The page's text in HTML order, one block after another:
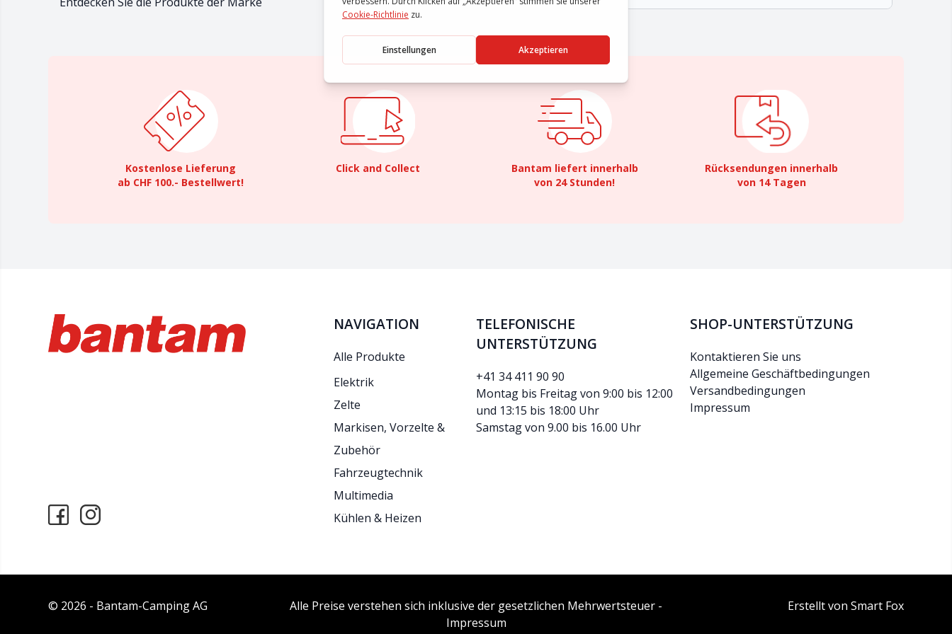
Kostenlose Lieferung
ab CHF 100.- Bestellwert!
Click and Collect
Bantam liefert innerhalb
von 24 Stunden!
Rücksendungen innerhalb
von 14 Tagen
NAVIGATION
Alle Produkte
Elektrik
Zelte
Markisen, Vorzelte &
Zubehör
Fahrzeugtechnik
Multimedia
Kühlen & Heizen
TELEFONISCHE
UNTERSTÜTZUNG
+41 34 411 90 90
Montag bis Freitag von 9:00 bis 12:00
und 13:15 bis 18:00 Uhr
Samstag von 9.00 bis 16.00 Uhr
SHOP-UNTERSTÜTZUNG
Kontaktieren Sie uns
Allgemeine Geschäftbedingungen
Versandbedingungen
Impressum
© 2026 - Bantam-Camping AG
Alle Preise verstehen sich inklusive der gesetzlichen Mehrwertsteuer -
Impressum
Erstellt von Smart Fox